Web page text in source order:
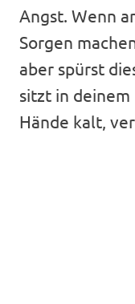
Angst. Wenn
Sorgen
aber spürst
sitzt in
Hände kalt,